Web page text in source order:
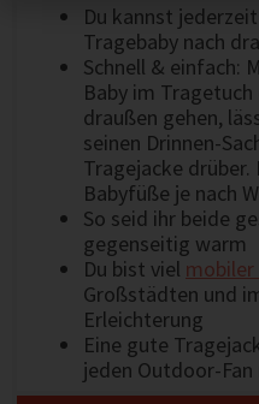
Du kannst
Tragebaby nach
Schnell & einfach:
Baby im
draußen gehen,
seinen Drinnen-
Tragejacke drüber.
Babyfüße je nach
So seid ihr beide
gegenseitig warm
Du bist viel
Großstädten und
Erleichterung
Eine gute
jeden Outdoor-